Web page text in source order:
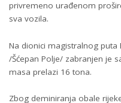
privremeno urađenom
sva vozila.
Na dionici magistralnog puta
/Šćepan Polje/ zabranjen je
masa prelazi 16 tona.
Zbog deminiranja obale